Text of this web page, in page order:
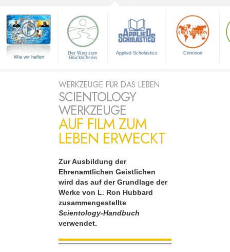
Wie wir helfen
Der Weg zum
Glücklichsein
Applied Scholastics Criminon
WERKZEUGE FÜR DAS LEBEN
SCIENTOLOGY
WERKZEUGE
AUF FILM ZUM
LEBEN ERWECKT
Zur Ausbildung der
Ehrenamtlichen Geistlichen
wird das auf der Grundlage der
Werke von L. Ron Hubbard
zusammengestellte
Scientology-Handbuch
verwendet.